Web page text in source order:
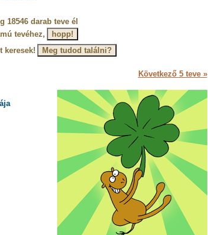
18546 darab teve él
tevéhez,
keresek!
Következő 5 teve »